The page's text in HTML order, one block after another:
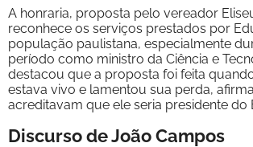
A honraria, proposta pelo vereador
reconhece os serviços prestados por
população paulistana, especialmente
período como ministro da Ciência e
destacou que a proposta foi feita
estava vivo e lamentou sua perda,
acreditavam que ele seria presidente do
Discurso de João Campos